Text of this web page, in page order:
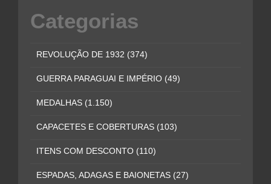
Categorias
REVOLUÇÃO DE 1932 (374)
GUERRA PARAGUAI E IMPÉRIO (49)
MEDALHAS (1.150)
CAPACETES E COBERTURAS (103)
ITENS COM DESCONTO (110)
ESPADAS, ADAGAS E BAIONETAS (27)